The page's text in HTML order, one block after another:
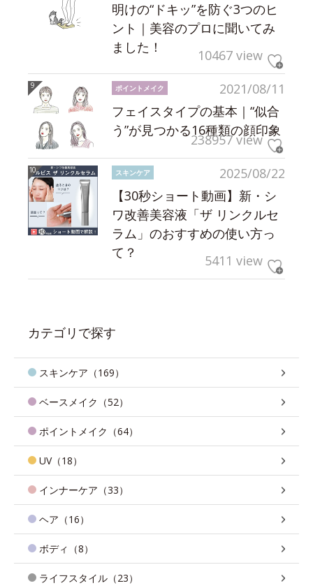
明けの“ドキッ”を防ぐ3つのヒ
ント｜美容のプロに聞いてみ
ました！
10467 view
2021/08/11
ポイントメイク
フェイスタイプの基本｜“似合
う”が見つかる16種類の顔印象
238957 view
2025/08/22
スキンケア
【30秒ショート動画】新・シ
ワ改善美容液「ザ リンクルセ
ラム」のおすすめの使い方っ
て？
5411 view
カテゴリで探す
スキンケア（169）
ベースメイク（52）
ポイントメイク（64）
UV（18）
インナーケア（33）
ヘア（16）
ボディ（8）
ライフスタイル（23）